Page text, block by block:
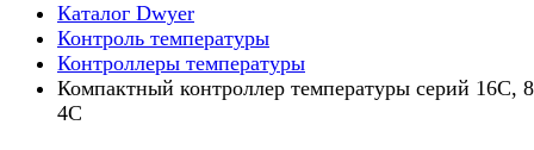
Каталог Dwyer
Контроль температуры
Контроллеры температуры
Компактный контроллер температуры серий 16C,
4C